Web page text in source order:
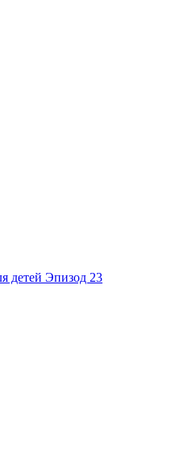
детей Эпизод 23